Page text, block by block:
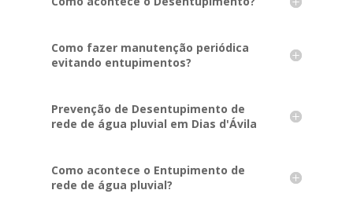
Como fazer manutenção periódica
evitando entupimentos?
Prevenção de Desentupimento de
rede de água pluvial em Dias d'Ávila
Como acontece o Entupimento de
rede de água pluvial?